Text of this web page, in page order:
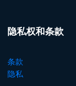
隐私权和条款
条款
隐私